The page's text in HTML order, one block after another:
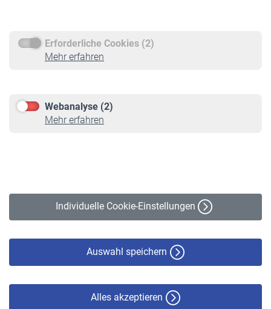
Erforderliche Cookies (2)
Mehr erfahren
Webanalyse (2)
Mehr erfahren
Individuelle Cookie-Einstellungen
Auswahl speichern
Alles akzeptieren
Service
Informationen
Online-Rechner
VBLnewsletter
Erklärung zur Barrierefreiheit